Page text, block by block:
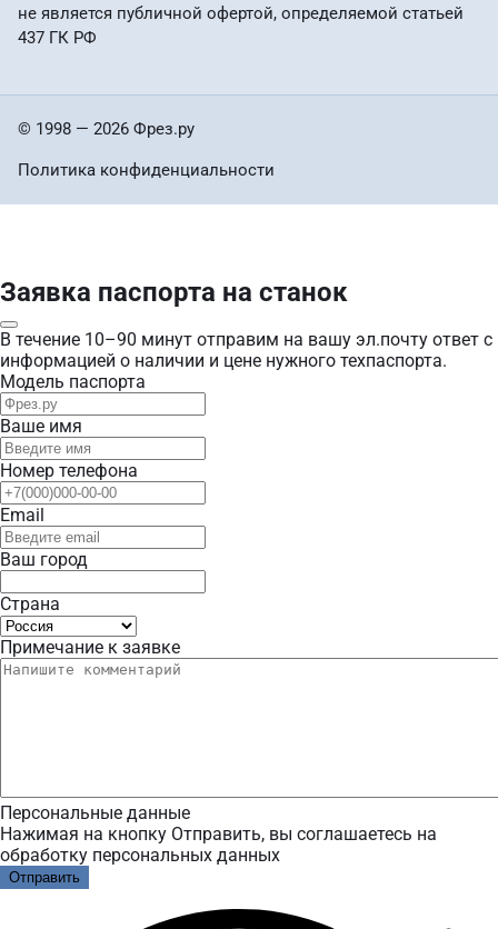
не является публичной офертой, определяемой статьей
437 ГК РФ
© 1998 — 2026 Фрез.ру
Политика конфиденциальности
Заявка паспорта на станок
В течение 10–90 минут отправим на вашу эл.почту ответ с
информацией о наличии и цене нужного техпаспорта.
Модель паспорта
Ваше имя
Номер телефона
Email
Ваш город
Страна
Примечание к заявке
Персональные данные
Нажимая на кнопку Отправить, вы соглашаетесь на
обработку персональных данных
Отправить